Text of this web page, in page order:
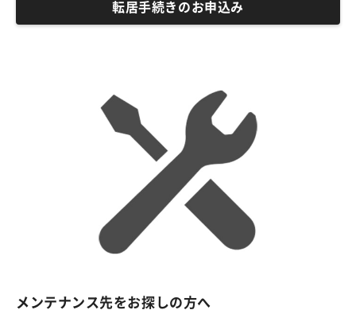
転居手続きのお申込み
メンテナンス先をお探しの方へ